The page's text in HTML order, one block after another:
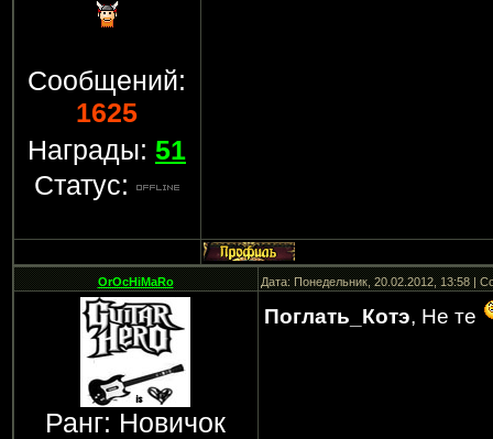
Сообщений:
1625
Награды: 51
Статус:
OrOcHiMaRo Дата: Понедельник, 20.02.2012, 13:58 |
Ранг: Новичок
Поглать_Котэ, Не те